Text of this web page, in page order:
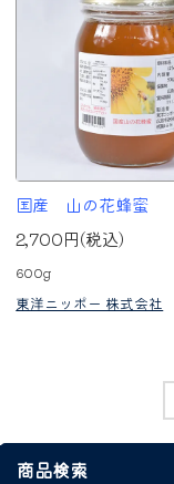
国産 山の花蜂蜜
2,700円(税込)
600g
東洋ニッポー 株式会社
商品検索